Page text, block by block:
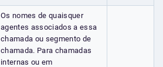
Os nomes de quaisquer
agentes associados a essa
chamada ou segmento de
chamada. Para chamadas
internas ou em